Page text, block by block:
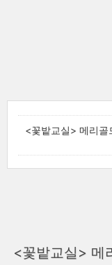
<꽃밭교실> 메리골
<꽃밭교실> 메